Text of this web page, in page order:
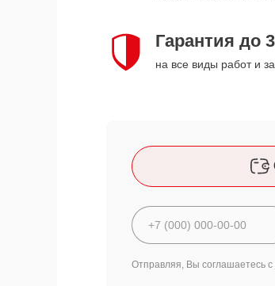
Гарантия до
на все виды работ и
Отправляя, Вы соглашаетесь с